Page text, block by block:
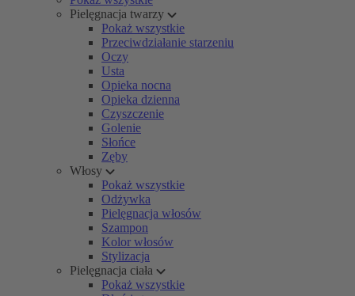
Pielęgnacja twarzy
Pokaż wszystkie
Przeciwdziałanie starzeniu
Oczy
Usta
Opieka nocna
Opieka dzienna
Czyszczenie
Golenie
Słońce
Zęby
Włosy
Pokaż wszystkie
Odżywka
Pielęgnacja włosów
Szampon
Kolor włosów
Stylizacja
Pielęgnacja ciała
Pokaż wszystkie